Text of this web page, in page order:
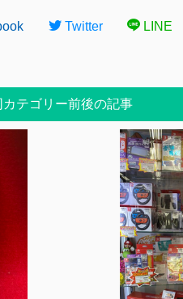
Twitter LINE
カテゴリー前後の記事